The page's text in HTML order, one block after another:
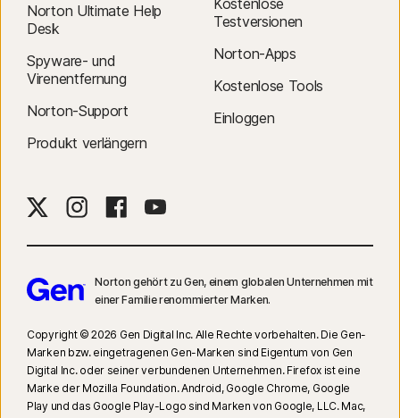
Norton Ultimate Help
Desk
Spyware- und
Virenentfernung
Norton-Support
Produkt verlängern
Kostenlose
Testversionen
Norton-Apps
Kostenlose Tools
Einloggen
Norton gehört zu Gen, einem globalen Unternehmen mit
einer Familie renommierter Marken.
Copyright © 2026 Gen Digital Inc. Alle Rechte vorbehalten. Die Gen-
Marken bzw. eingetragenen Gen-Marken sind Eigentum von Gen
Digital Inc. oder seiner verbundenen Unternehmen. Firefox ist eine
Marke der Mozilla Foundation. Android, Google Chrome, Google
Play und das Google Play-Logo sind Marken von Google, LLC. Mac,